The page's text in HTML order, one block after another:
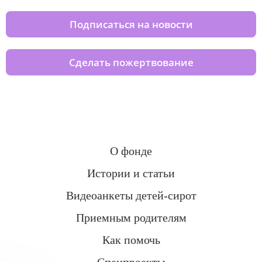
Подписаться на новости
Сделать пожертвование
О фонде
Истории и статьи
Видеоанкеты детей-сирот
Приемным родителям
Как помочь